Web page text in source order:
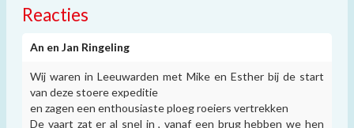
Reacties
An en Jan Ringeling
Wij waren in Leeuwarden met Mike en Esther bij de start
van deze stoere expeditie
en zagen een enthousiaste ploeg roeiers vertrekken
De vaart zat er al snel in , vanaf een brug hebben we hen